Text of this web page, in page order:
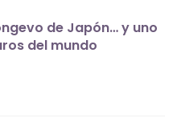
de Japón… y uno
del mundo